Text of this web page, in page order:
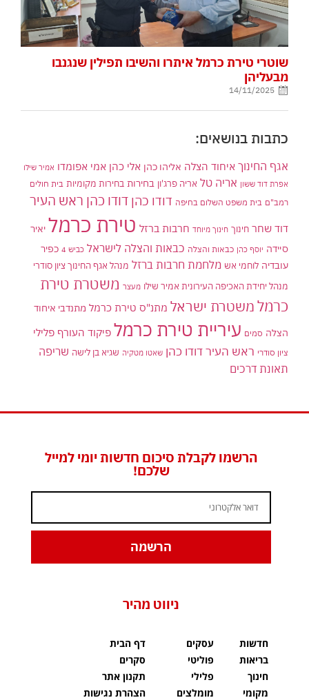
שוטרי טירת כרמל איתרו והשיבו תפילין שנגנבו
מבעליהן
14/11/2025
כתבות בנושאים:
אגף החינוך איחוד הצלה אליהו כהן אלי כהן אמי אפומדו אמיר שילו
אפרת דוד ששון אריה טל אריה פרג'ון בחירות בחירות מקומיות בית חולים
רמב"ם בית משפט השלום בחיפה דודו כהן דודו כהן ראש העיר
דוד שחר חינוך חינוך מיוחד חרבות ברזל טירת כרמל יאיר
סיידה יוסף כהן כבאות והצלה כבאות והצלה לישראל כביש 4
כפיר
עובדיה לוחמי אש מלחמת חרבות ברזל מנהל אגף החינוך ציון סודרי
מנהל יחידת האכיפה העירונית אמיר שילו מעצר משטרת טירת
כרמלמשטרת ישראל מתנ"ס טירת כרמל מתנדבי איחוד
הצלה סמים עיריית טירת כרמל פיקוד העורף פלילי
ציון סודרי ראש העיר דודו כהן שאטו מטקיה שגיא בן לישה שריפה
תאונת דרכים
הרשמו לקבלת סיכום חדשות יומי למייל
שלכם!
הרשמה
ניווט מהיר
חדשות
בריאות
חינוך
מקומי
עסקים
פוליטי
פלילי
מומלצים
דף הבית
סקרים
תקנון אתר
הצהרת נגישות